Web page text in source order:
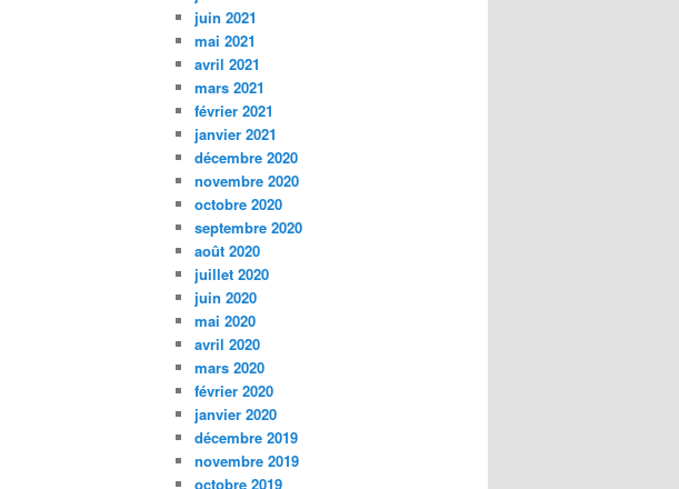
juin 2021
mai 2021
avril 2021
mars 2021
février 2021
janvier 2021
décembre 2020
novembre 2020
octobre 2020
septembre 2020
août 2020
juillet 2020
juin 2020
mai 2020
avril 2020
mars 2020
février 2020
janvier 2020
décembre 2019
novembre 2019
octobre 2019